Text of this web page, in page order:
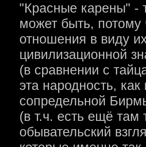
"Красные карены" -
может быть, потому
отношения в виду
цивилизационной
(в сравнении с
эта народность,
сопредельной
(в т.ч. есть ещё там
обывательский